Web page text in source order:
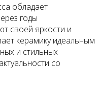
обладает
годы
своей яркости и
керамику идеальным
и стильных
со